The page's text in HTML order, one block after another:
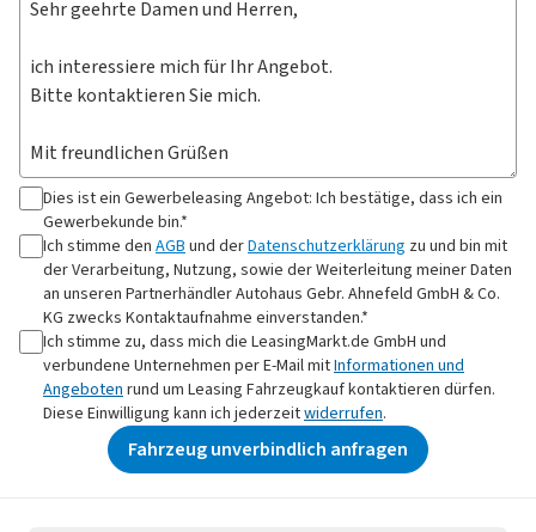
Dies ist ein Gewerbeleasing Angebot: Ich bestätige, dass ich ein
Gewerbekunde bin.*
Ich stimme den AGBund derDatenschutzerklärung zu und bin mit
der Verarbeitung, Nutzung, sowie der Weiterleitung meiner Daten
an unseren Partnerhändler Autohaus Gebr. Ahnefeld GmbH & Co.
KG zwecks Kontaktaufnahme einverstanden.*
Ich stimme zu, dass mich die LeasingMarkt.de GmbH und
verbundene Unternehmen per E-Mail mitInformationen und
Angebotenrund um Leasing Fahrzeugkauf kontaktieren dürfen.
Diese Einwilligung kann ich jederzeitwiderrufen.
Fahrzeug unverbindlich anfragen